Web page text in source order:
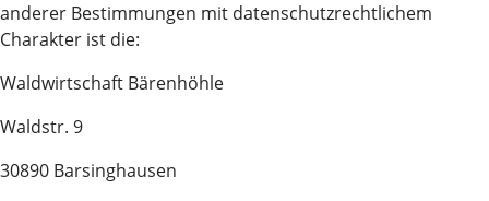
anderer Bestimmungen mit datenschutzrechtlichem
Charakter ist die:
Waldwirtschaft Bärenhöhle
Waldstr. 9
30890 Barsinghausen